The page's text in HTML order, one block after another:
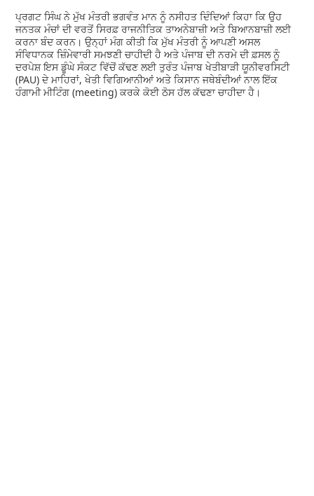
ਪ੍ਰਗਟ ਸਿੰਘ ਨੇ ਮੁੱਖ ਮੰਤਰੀ ਭਗਵੰਤ ਮਾਨ ਨੂੰ ਨਸੀਹਤ ਦਿੰਦਿਆਂ ਕਿਹਾ ਕਿ ਉਹ
ਜਨਤਕ ਮੰਚਾਂ ਦੀ ਵਰਤੋਂ ਸਿਰਫ਼ ਰਾਜਨੀਤਿਕ ਤਾਅਨੇਬਾਜ਼ੀ ਅਤੇ ਬਿਆਨਬਾਜ਼ੀ ਲਈ
ਕਰਨਾ ਬੰਦ ਕਰਨ। ਉਨ੍ਹਾਂ ਮੰਗ ਕੀਤੀ ਕਿ ਮੁੱਖ ਮੰਤਰੀ ਨੂੰ ਆਪਣੀ ਅਸਲ
ਸੰਵਿਧਾਨਕ ਜ਼ਿੰਮੇਵਾਰੀ ਸਮਝਣੀ ਚਾਹੀਦੀ ਹੈ ਅਤੇ ਪੰਜਾਬ ਦੀ ਨਰਮੇ ਦੀ ਫ਼ਸਲ ਨੂੰ
ਦਰਪੇਸ਼ ਇਸ ਡੂੰਘੇ ਸੰਕਟ ਵਿੱਚੋਂ ਕੱਢਣ ਲਈ ਤੁਰੰਤ ਪੰਜਾਬ ਖੇਤੀਬਾੜੀ ਯੂਨੀਵਰਸਿਟੀ
(PAU) ਦੇ ਮਾਹਿਰਾਂ, ਖੇਤੀ ਵਿਗਿਆਨੀਆਂ ਅਤੇ ਕਿਸਾਨ ਜਥੇਬੰਦੀਆਂ ਨਾਲ ਇੱਕ
ਹੰਗਾਮੀ ਮੀਟਿੰਗ (meeting) ਕਰਕੇ ਕੋਈ ਠੋਸ ਹੱਲ ਕੱਢਣਾ ਚਾਹੀਦਾ ਹੈ।